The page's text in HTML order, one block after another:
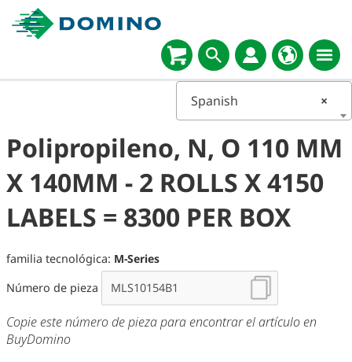
×
Spanish
Polipropileno, N, O 110 MM
X 140MM - 2 ROLLS X 4150
LABELS = 8300 PER BOX
familia tecnológica: M-Series
Número de pieza
Copie este número de pieza para encontrar el artículo en
BuyDomino